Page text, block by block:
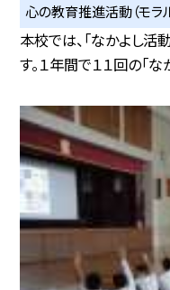
心の教育推進活動（モラ
本校では、「なかよし活
す。１年間で１１回の「な